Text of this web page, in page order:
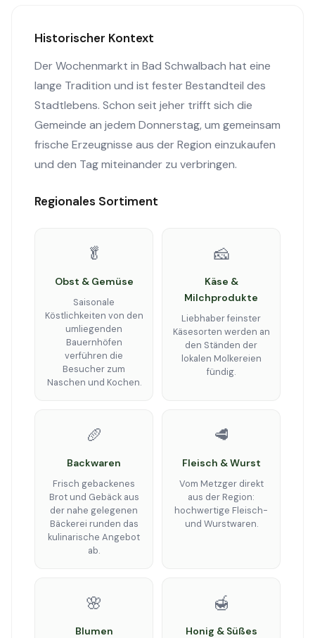
Historischer Kontext
Der Wochenmarkt in Bad Schwalbach hat eine
lange Tradition und ist fester Bestandteil des
Stadtlebens. Schon seit jeher trifft sich die
Gemeinde an jedem Donnerstag, um gemeinsam
frische Erzeugnisse aus der Region einzukaufen
und den Tag miteinander zu verbringen.
Regionales Sortiment
🥬
Obst & Gemüse
Saisonale
Köstlichkeiten von den
umliegenden
Bauernhöfen
verführen die
Besucher zum
Naschen und Kochen.
🧀
Käse &
Milchprodukte
Liebhaber feinster
Käsesorten werden an
den Ständen der
lokalen Molkereien
fündig.
🥖
Backwaren
Frisch gebackenes
Brot und Gebäck aus
der nahe gelegenen
Bäckerei runden das
kulinarische Angebot
ab.
🥩
Fleisch & Wurst
Vom Metzger direkt
aus der Region:
hochwertige Fleisch-
und Wurstwaren.
🌸
Blumen
🍯
Honig & Süßes